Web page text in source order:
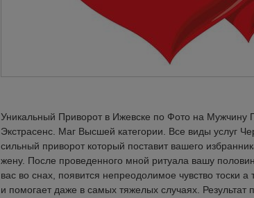
Уникальный Приворот в Ижевске по Фото на
Экстрасенс. Маг Высшей категории. Все виды услуг
сильный приворот который поставит вашего
жену. После проведенного мной ритуала вашу
вас во снах, появится непреодолимое чувство тоски
и помогает даже в самых тяжелых случаях.